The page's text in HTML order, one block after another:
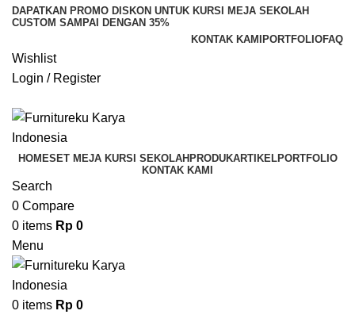
DAPATKAN PROMO DISKON UNTUK KURSI MEJA SEKOLAH
CUSTOM SAMPAI DENGAN 35%
KONTAK KAMI PORTFOLIOFAQ
Wishlist
Login / Register
HOMESET MEJA KURSI SEKOLAH PRODUKARTIKELPORTFOLIO
KONTAK KAMI
Search
0 Compare
0 items Rp 0
Menu
0 items Rp 0